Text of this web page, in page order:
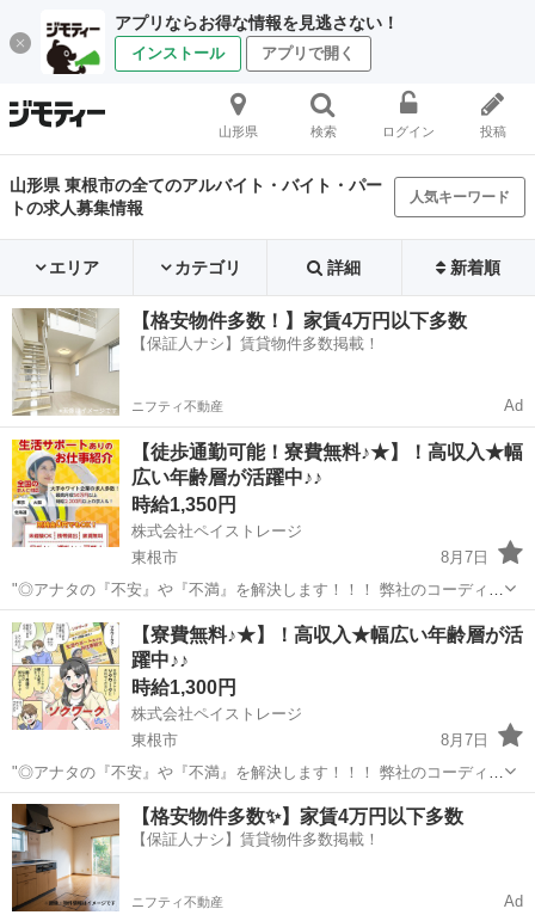
アプリならお得な情報を見逃さない！
インストール アプリで開く
山形県 検索 ログイン 投稿
山形県 東根市の全てのアルバイト・バイト・パー
トの求人募集情報
人気キーワード
エリア カテゴリ 詳細 新着順
【格安物件多数！】家賃4万円以下多数
【保証人ナシ】賃貸物件多数掲載！
ニフティ不動産 Ad
【徒歩通勤可能！寮費無料♪★】！高収入★幅
広い年齢層が活躍中♪♪
時給1,350円
株式会社ペイストレージ
東根市
8月7日
"◎アナタの『不安』や『不満』を解決します！！！ 弊社のコーディネ
ーターが一人一人に徹底的に寄り添い一緒に解決していきます☆ お金
が『無い』 仕事が『無い』 住む家が『無い』 携帯が『無い』 ☆弊社
独自の支援サー...
山形 東根市 工場 時給
【寮費無料♪★】！高収入★幅広い年齢層が活
躍中♪♪
時給1,300円
株式会社ペイストレージ
東根市
8月7日
"◎アナタの『不安』や『不満』を解決します！！！ 弊社のコーディネ
ーターが一人一人に徹底的に寄り添い一緒に解決していきます☆ お金
が『無い』 仕事が『無い』 住む家が『無い』 携帯が『無い』 ☆弊社
独自の支援サー...
山形 東根市 工場 時給
【格安物件多数✨】家賃4万円以下多数
【保証人ナシ】賃貸物件多数掲載！
ニフティ不動産 Ad